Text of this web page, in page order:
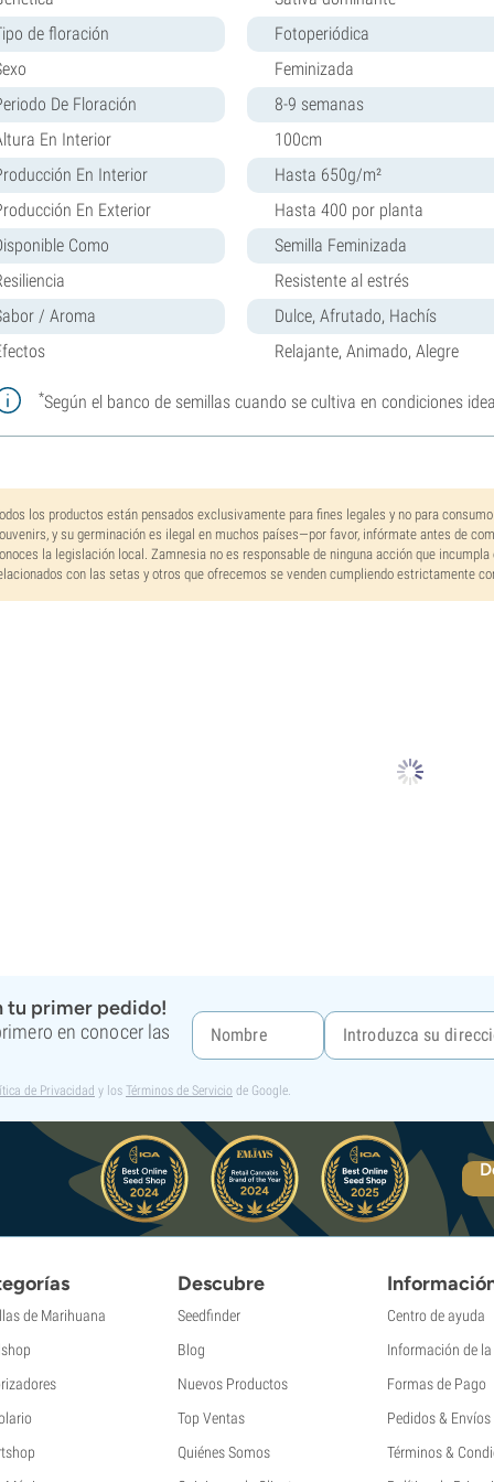
de floración
Fotoperiódica
Feminizada
De Floración
8-9 semanas
En Interior
100cm
En Interior
Hasta 650g/m²
En Exterior
Hasta 400 por planta
Como
Semilla Feminizada
Resistente al estrés
/ Aroma
Dulce, Afrutado, Hachís
Relajante, Animado, Alegre
*Según el banco de semillas cuando se cultiva en condiciones
los productos están pensados exclusivamente para fines legales y no para
y su germinación es ilegal en muchos países—por favor, infórmate antes de
la legislación local. Zamnesia no es responsable de ninguna acción que
con las setas y otros que ofrecemos se venden cumpliendo estrictamente
tu primer pedido!
en conocer las
de Privacidad y los Términos de Servicio de Google.
de Marihuana
Descubre
Seedfinder
Blog
Nuevos Productos
Top Ventas
Quiénes Somos
Centro de ayuda
Información de
Formas de Pago
Pedidos & Envíos
Términos &